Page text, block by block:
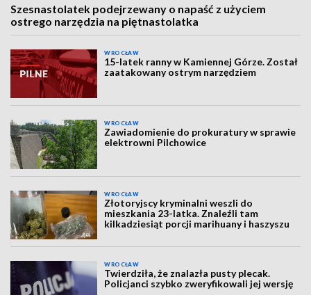
Szesnastolatek podejrzewany o napaść z użyciem
ostrego narzędzia na piętnastolatka
WROCŁAW
15-latek ranny w Kamiennej Górze. Został
zaatakowany ostrym narzędziem
WROCŁAW
Zawiadomienie do prokuratury w sprawie
elektrowni Pilchowice
WROCŁAW
Złotoryjscy kryminalni weszli do
mieszkania 23-latka. Znaleźli tam
kilkadziesiąt porcji marihuany i haszyszu
WROCŁAW
Twierdziła, że znalazła pusty plecak.
Policjanci szybko zweryfikowali jej wersję